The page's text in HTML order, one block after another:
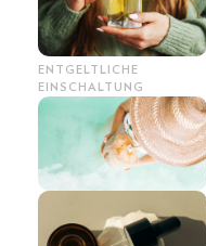
ENTGELTLICHE
EINSCHALTUNG